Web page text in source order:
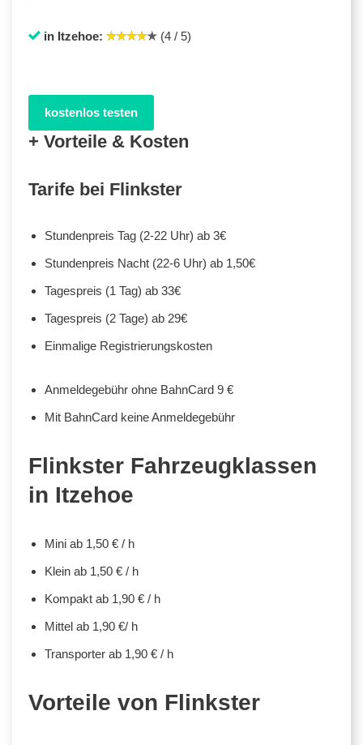
in Itzehoe: (4 / 5)
kostenlos testen
+ Vorteile & Kosten
Tarife bei Flinkster
Stundenpreis Tag (2-22 Uhr) ab 3€
Stundenpreis Nacht (22-6 Uhr) ab 1,50€
Tagespreis (1 Tag) ab 33€
Tagespreis (2 Tage) ab 29€
Einmalige Registrierungskosten
Anmeldegebühr ohne BahnCard 9 €
Mit BahnCard keine Anmeldegebühr
Flinkster Fahrzeugklassen
in Itzehoe
Mini ab 1,50 € / h
Klein ab 1,50 € / h
Kompakt ab 1,90 € / h
Mittel ab 1,90 €/ h
Transporter ab 1,90 € / h
Vorteile von Flinkster